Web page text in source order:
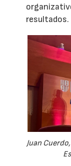
resultados.
Juan